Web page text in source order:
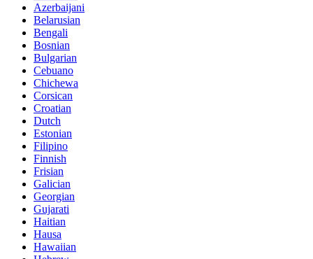
Azerbaijani
Belarusian
Bengali
Bosnian
Bulgarian
Cebuano
Chichewa
Corsican
Croatian
Dutch
Estonian
Filipino
Finnish
Frisian
Galician
Georgian
Gujarati
Haitian
Hausa
Hawaiian